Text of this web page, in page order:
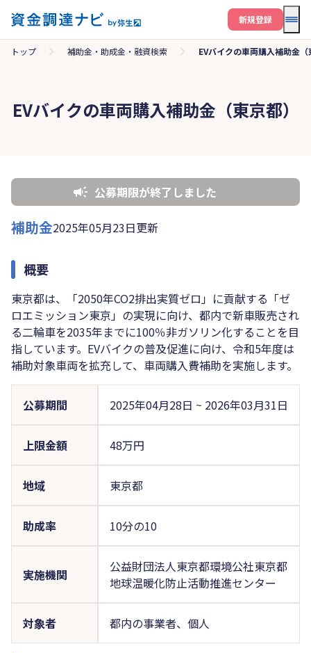
メ
新規登録
トップ 補助金・助成金・融資検索 EVバイクの車両購入補助金
EVバイクの車両購入補助金（東京都）
公募期限が終了しました
補助金2025年05月23日更新
概要
東京都は、「2050年CO2排出実質ゼロ」に貢献する「ゼ
ロエミッション東京」の実現に向け、都内で新車販売され
る二輪車を2035年までに100％非ガソリン化することを目
指しています。EVバイクの普及促進に向け、令和5年度は
補助対象車両を拡充して、車両購入費補助を実施します。
公募期間 2025年04月28日 ~ 2026年03月31日
上限金額 48万円
地域 東京都
助成率 10分の10
実施機関
公益財団法人東京都環境公社東京都
地球温暖化防止活動推進センター
対象者 都内の事業者、個人